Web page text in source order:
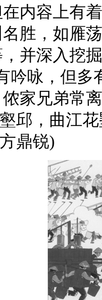
内容上有
胜，如雁
并深入挖
吟咏，但
家兄弟常
邱，曲江
鼎锐)